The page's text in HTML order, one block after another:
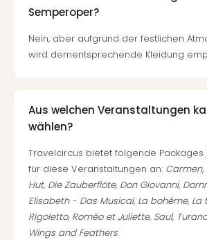
Semperoper?
Nein, aber aufgrund der festlichen
wird dementsprechende Kleidung
Aus welchen Veranstaltungen
wählen?
Travelcircus bietet folgende Packages
für diese Veranstaltungen an: Carmen,
Hut, Die Zauberflöte, Don Giovanni,
Elisabeth - Das Musical, La bohème, La
Rigoletto, Roméo et Juliette, Saul,
Wings and Feathers.